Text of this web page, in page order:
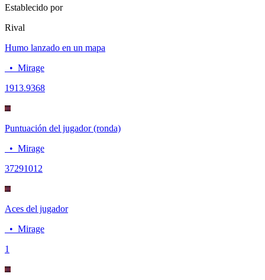
Establecido por
Rival
Humo lanzado en un mapa
• Mirage
1913.9368
Puntuación del jugador (ronda)
• Mirage
37291012
Aces del jugador
• Mirage
1